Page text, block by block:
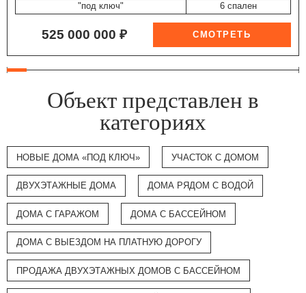
"под ключ"
6 спален
525 000 000 ₽
Объект представлен в
категориях
НОВЫЕ ДОМА «ПОД КЛЮЧ» УЧАСТОК С ДОМОМ
ДВУХЭТАЖНЫЕ ДОМА ДОМА РЯДОМ С ВОДОЙ
ДОМА С ГАРАЖОМ ДОМА С БАССЕЙНОМ
ДОМА С ВЫЕЗДОМ НА ПЛАТНУЮ ДОРОГУ
ПРОДАЖА ДВУХЭТАЖНЫХ ДОМОВ С БАССЕЙНОМ